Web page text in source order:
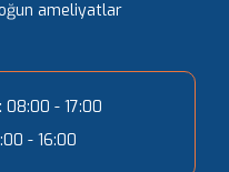
ameliyatlar
08:00 - 17:00
- 16:00